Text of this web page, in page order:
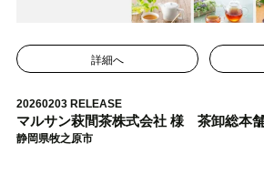
詳細へ
20260203 RELEASE
マルサン萩間茶株式会社 様 茶卸総本
静岡県牧之原市